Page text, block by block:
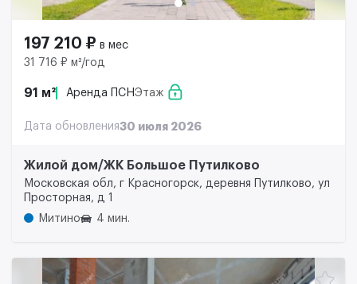
197 210 ₽ в мес
31 716 ₽ м²/год
91 м² Аренда ПСНЭтаж
Дата обновления30 июля 2026
Жилой дом/ЖК Большое Путилково
Московская обл, г Красногорск, деревня Путилково, ул
Просторная, д 1
Митино
4 мин.